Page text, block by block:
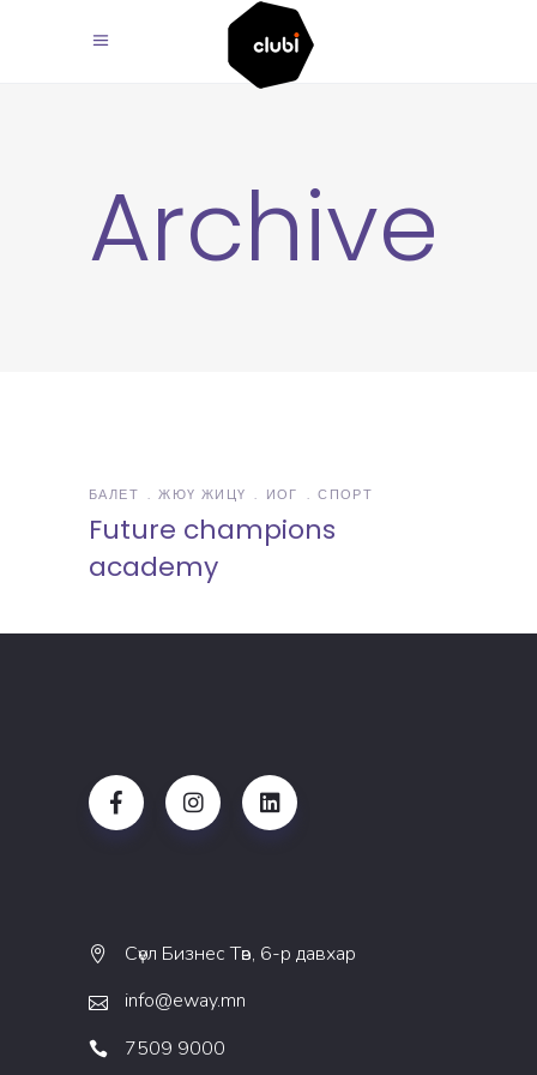
Archive
БАЛЕТ ЖЮҮ ЖИЦҮ ИОГ СПОРТ
Future champions
academy
Сөүл Бизнес Төв, 6-р давхар
info@eway.mn
7509 9000